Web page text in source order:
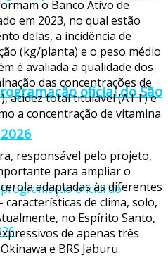
oficial do São
o Banco Ativo de
em 2023, no qual estão
delas, a incidência de
(kg/planta) e o peso médio
é avaliada a qualidade dos
das concentrações de
acidez total titulável (ATT) e
a concentração de vitamina
responsável pelo projeto,
para ampliar o
adaptadas às diferentes
características de clima, solo,
no Espírito Santo,
de apenas três
e BRS Jaburu.